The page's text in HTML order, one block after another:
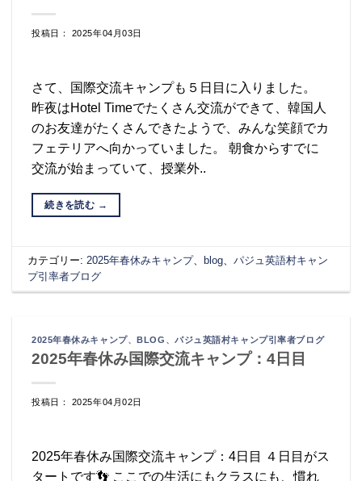
投稿日： 2025年04月03日
さて、国際交流キャンプも５日目に入りました。
昨夜はHotel Timeでたくさん交流ができて、韓国人
のお友達がたくさんできたようで、みんな笑顔でカ
フェテリアへ向かっていました。 朝食からすでに
交流が始まっていて、授業外..
続きを読む →
カテゴリー: 2025年春休みキャンプ、blog 、パジュ英語村キャン
プ引率者ブログ
2025年春休みキャンプ、 BLOG 、パジュ英語村キャンプ引率者ブログ
2025年春休み国際交流キャンプ：4日目
投稿日： 2025年04月02日
2025年春休み国際交流キャンプ：4日目 ４日目がス
タートです👣 ここでの生活にもクラスにも、慣れ